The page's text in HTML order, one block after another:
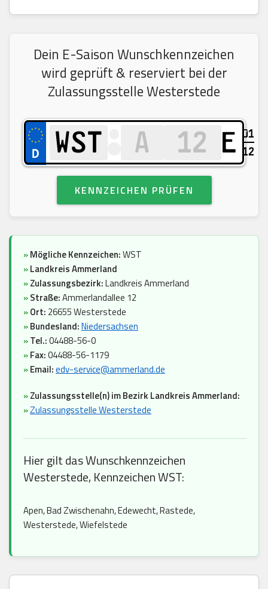
Dein E-Saison Wunschkennzeichen
wird geprüft & reserviert bei der
Zulassungsstelle Westerstede
E
01
12
KENNZEICHEN PRÜFEN
»Mögliche Kennzeichen:WST
»Landkreis Ammerland
»Zulassungsbezirk:Landkreis Ammerland
»Straße:Ammerlandallee 12
»Ort: 26655 Westerstede
»Bundesland:Niedersachsen
»Tel.:04488-56-0
»Fax:04488-56-1179
»Email:edv-service@ammerland.de
»Zulassungsstelle(n) im Bezirk Landkreis Ammerland:
»Zulassungsstelle Westerstede
Hier gilt das Wunschkennzeichen
Westerstede, Kennzeichen WST:
Apen, Bad Zwischenahn, Edewecht, Rastede,
Westerstede, Wiefelstede